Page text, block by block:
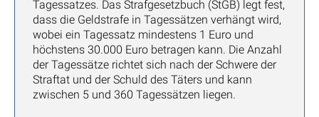
Tagessatzes. Das Strafgesetzbuch (StGB) legt fest,
dass die Geldstrafe in Tagessätzen verhängt wird,
wobei ein Tagessatz mindestens 1 Euro und
höchstens 30.000 Euro betragen kann. Die Anzahl
der Tagessätze richtet sich nach der Schwere der
Straftat und der Schuld des Täters und kann
zwischen 5 und 360 Tagessätzen liegen.